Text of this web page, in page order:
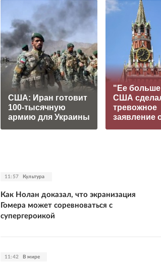
США: Иран готовит
100-тысячную
армию для Украины
"Ее
США
тревожное
заявление
11:57 Культура
Как Нолан доказал, что экранизация
Гомера может соревноваться с
супергероикой
11:42 В мире